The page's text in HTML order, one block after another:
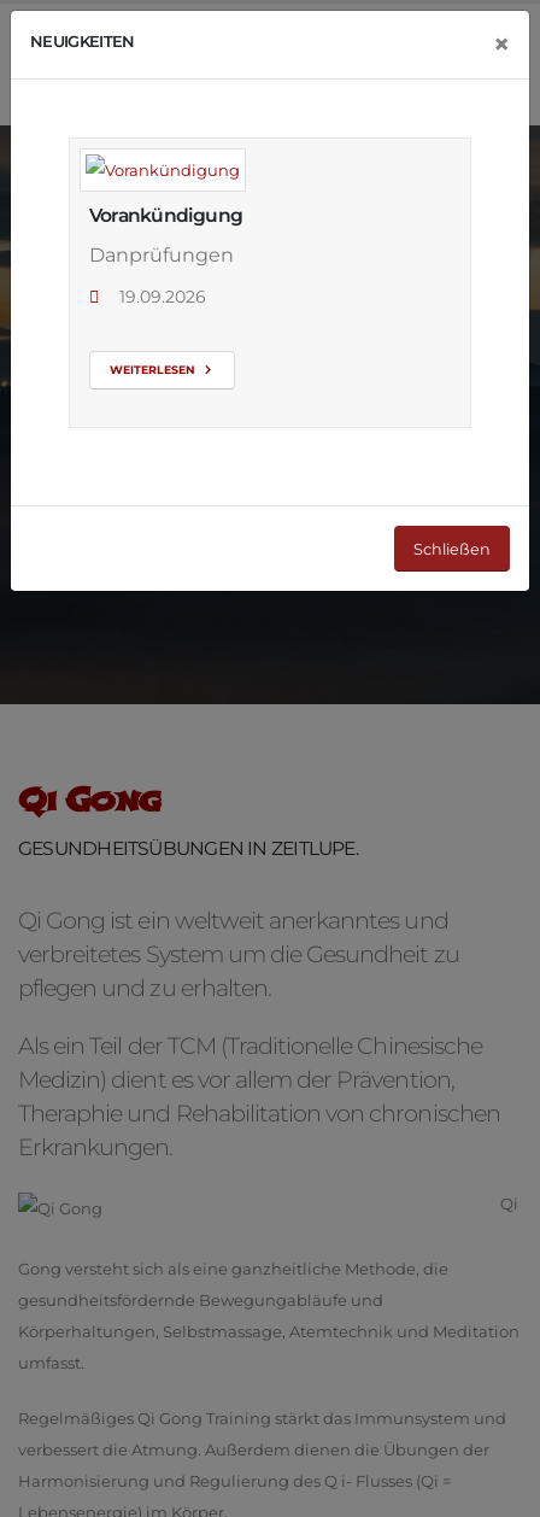
NEUIGKEITEN ×
Vorankündigung
Danprüfungen
19.09.2026
WEITERLESEN
Schließen
Qi Gong,
eine
Methode
Qi Gong
GESUNDHEITSÜBUNGEN IN ZEITLUPE.
Qi Gong ist ein weltweit anerkanntes und
verbreitetes System um die Gesundheit zu
pflegen und zu erhalten.
Als ein Teil der TCM (Traditionelle Chinesische
Medizin) dient es vor allem der Prävention,
Theraphie und Rehabilitation von chronischen
Erkrankungen.
Qi
Gong versteht sich als eine ganzheitliche Methode, die
gesundheitsfördernde Bewegungabläufe und
Körperhaltungen, Selbstmassage, Atemtechnik und Meditation
umfasst.
Regelmäßiges Qi Gong Training stärkt das Immunsystem und
verbessert die Atmung. Außerdem dienen die Übungen der
Harmonisierung und Regulierung des Q i- Flusses (Qi =
Lebensenergie) im Körper.